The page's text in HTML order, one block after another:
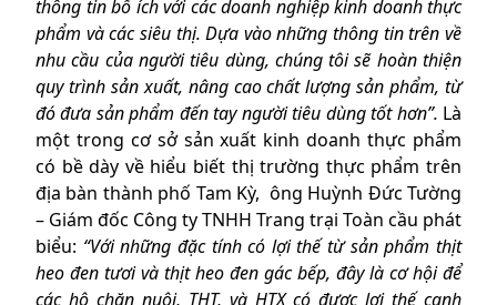
thông tin bổ ích với các doanh nghiệp kinh doanh thực
phẩm và các siêu thị. Dựa vào những thông tin trên về
nhu cầu của người tiêu dùng, chúng tôi sẽ hoàn thiện
quy trình sản xuất, nâng cao chất lượng sản phẩm, từ
đó đưa sản phẩm đến tay người tiêu dùng tốt hơn”. Là
một trong cơ sở sản xuất kinh doanh thực phẩm
có bề dày về hiểu biết thị trường thực phẩm trên
địa bàn thành phố Tam Kỳ, ông Huỳnh Đức Tường
– Giám đốc Công ty TNHH Trang trại Toàn cầu phát
biểu: “Với những đặc tính có lợi thế từ sản phẩm thịt
heo đen tươi và thịt heo đen gác bếp, đây là cơ hội để
các hộ chăn nuôi, THT, và HTX có được lợi thế cạnh